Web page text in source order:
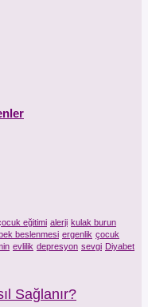
eğitimi alerji kulak burun
beslenmesi ergenlik çocuk
evlilik depresyon sevgi Diyabet
Sağlanır?